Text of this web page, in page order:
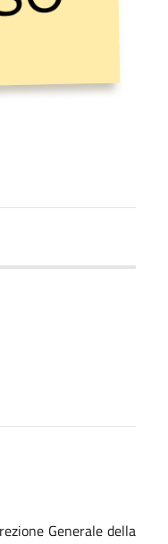
Generale della